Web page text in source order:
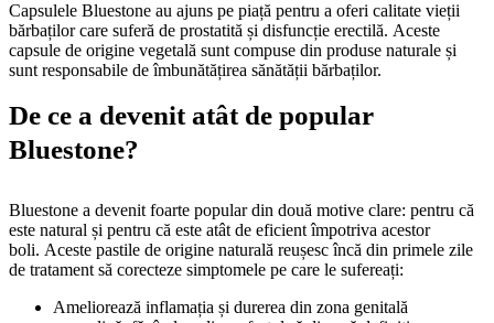
Capsulele Bluestone au ajuns pe piață pentru a oferi calitate vieții
bărbaților care suferă de prostatită și disfuncție erectilă. Aceste
capsule de origine vegetală sunt compuse din produse naturale și
sunt responsabile de îmbunătățirea sănătății bărbaților.
De ce a devenit atât de popular
Bluestone?
Bluestone a devenit foarte popular din două motive clare: pentru că
este natural și pentru că este atât de eficient împotriva acestor
boli. Aceste pastile de origine naturală reușesc încă din primele zile
de tratament să corecteze simptomele pe care le sufereați:
Ameliorează inflamația și durerea din zona genitală